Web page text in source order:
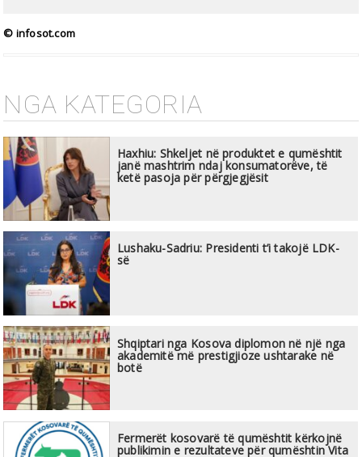
© infosot.com
NGA KATEGORIA
Haxhiu: Shkeljet në produktet e qumështit
janë mashtrim ndaj konsumatorëve, të
ketë pasoja për përgjegjësit
Lushaku-Sadriu: Presidenti t’i takojë LDK-
së
Shqiptari nga Kosova diplomon në një nga
akademitë më prestigjioze ushtarake në
botë
Fermerët kosovarë të qumështit kërkojnë
publikimin e rezultateve për qumështin Vita